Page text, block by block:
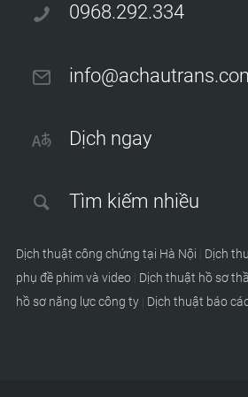
0968.292.334
Dịch ngay
Tìm kiếm nhiều
Dịch thuật công chứng tại Hà Nội Dịch
phụ đề phim và video| Dịch thuật hồ sơ
hồ sơ năng lực công ty| Dịch thuật báo